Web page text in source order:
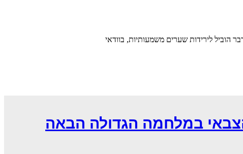
הוביל לירידות שערים משמעותיות, בוודאי
במלחמה הגדולה הבאה